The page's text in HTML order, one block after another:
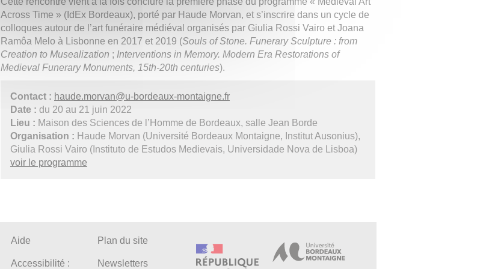
Across Time » (IdEx Bordeaux), porté par Haude Morvan, et s’inscrire dans un cycle de
colloques autour de l’art funéraire médiéval organisés par Giulia Rossi Vairo et Joana
Ramôa Melo à Lisbonne en 2017 et 2019 (Souls of Stone. Funerary Sculpture : from
Creation to Musealization ; Interventions in Memory. Modern Era Restorations of
Medieval Funerary Monuments, 15th-20th centuries).
Contact : haude.morvan@u-bordeaux-montaigne.fr
Date : du 20 au 21 juin 2022
Lieu : Maison des Sciences de l’Homme de Bordeaux, salle Jean Borde
Organisation : Haude Morvan (Université Bordeaux Montaigne, Institut Ausonius),
Giulia Rossi Vairo (Instituto de Estudos Medievais, Universidade Nova de Lisboa)
voir le programme
Aide
Accessibilité :
Plan du site
Newsletters